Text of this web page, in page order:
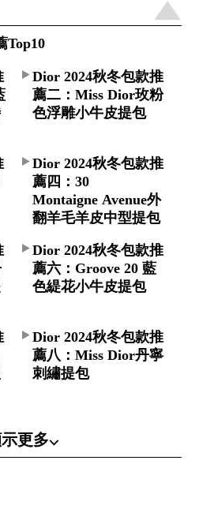
Top10
Dior 2024秋冬包款推
薦二：Miss Dior玫粉
色浮雕小牛皮提包
Dior 2024秋冬包款推
薦四：30
Montaigne Avenue外
翻羊毛羊皮中型提包
Dior 2024秋冬包款推
薦六：Groove 20 藍
色緹花小牛皮提包
Dior 2024秋冬包款推
薦八：Miss Dior丹寧
刺繡提包
更多⌵